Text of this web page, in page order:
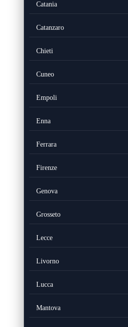
Catania
Catanzaro
Chieti
Cuneo
Empoli
Enna
Ferrara
Firenze
Genova
Grosseto
Lecce
Livorno
Lucca
Mantova